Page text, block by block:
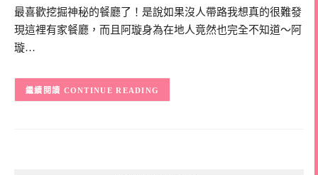
最喜歡挖掘神秘的餐廳了！是說如果沒人帶路我想真的很難發
現這裡有家餐廳，而且阿璇身為在地人竟然也完全不知道～阿
璇…
CONTINUE READING